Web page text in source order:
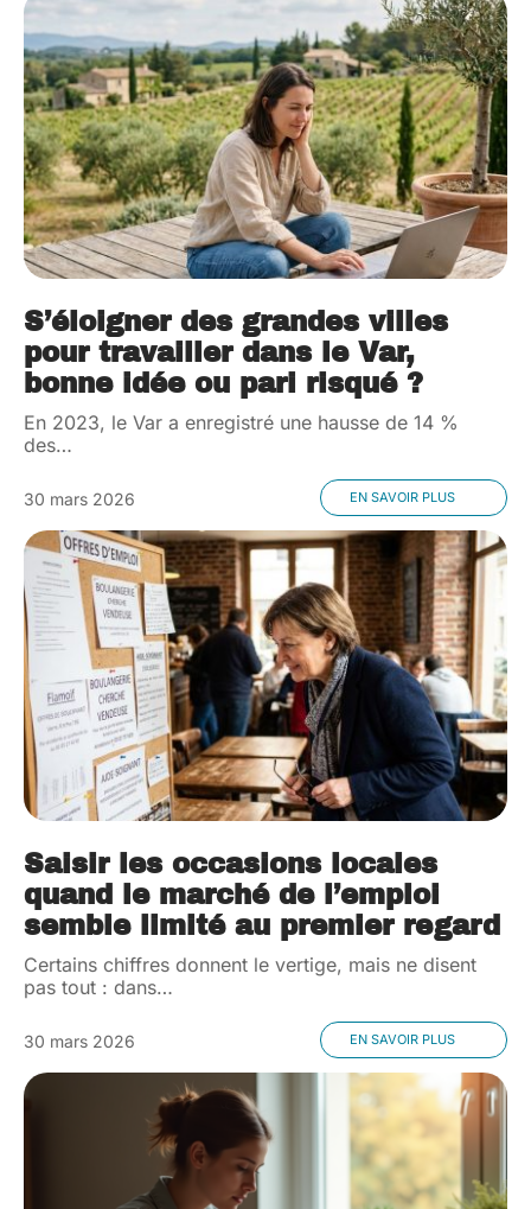
S’éloigner des grandes villes
pour travailler dans le Var,
bonne idée ou pari risqué ?
En 2023, le Var a enregistré une hausse de 14 %
des…
30 mars 2026 EN SAVOIR PLUS
Saisir les occasions locales
quand le marché de l’emploi
semble limité au premier regard
Certains chiffres donnent le vertige, mais ne disent
pas tout : dans…
30 mars 2026 EN SAVOIR PLUS